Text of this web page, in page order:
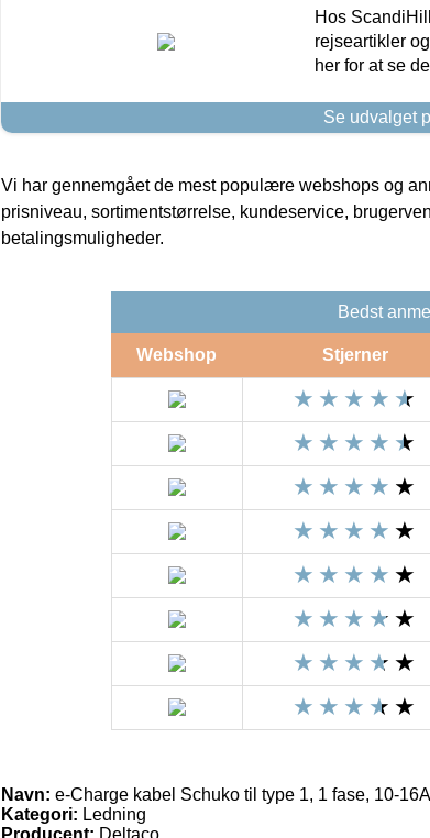
Hos
rejseartikler
her for at se
Se udvalget
Vi har gennemgået de mest populære webshops og
prisniveau, sortimentstørrelse, kundeservice,
betalingsmuligheder.
Bedst
Webshop Stjerner
Navn: e-Charge kabel Schuko til type 1, 1 fase, 10-
Kategori: Ledning
Producent: Deltaco